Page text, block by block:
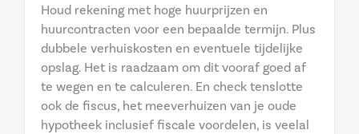
Houd rekening met hoge huurprijzen en
huurcontracten voor een bepaalde termijn. Plus
dubbele verhuiskosten en eventuele tijdelijke
opslag. Het is raadzaam om dit vooraf goed af
te wegen en te calculeren. En check tenslotte
ook de fiscus, het meeverhuizen van je oude
hypotheek inclusief fiscale voordelen, is veelal